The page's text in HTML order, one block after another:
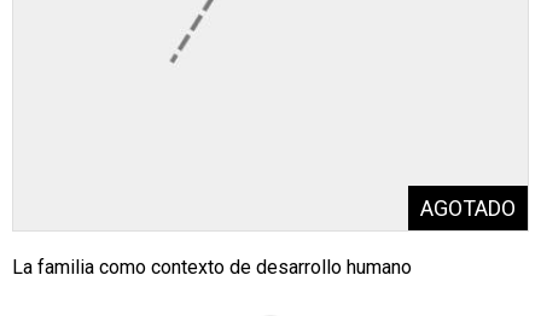
La familia como contexto de desarrollo humano